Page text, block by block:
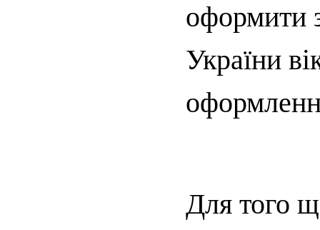
оформити
України
Для того